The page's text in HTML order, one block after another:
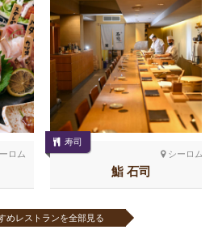
ロム シーロム
寿司
鮨 石司
めレストランを全部見る